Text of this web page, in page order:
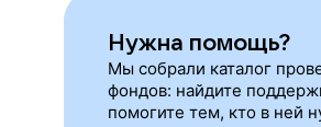
Нужна помощь?
Мы собрали каталог
фондов: найдите
помогите тем, кто в ней